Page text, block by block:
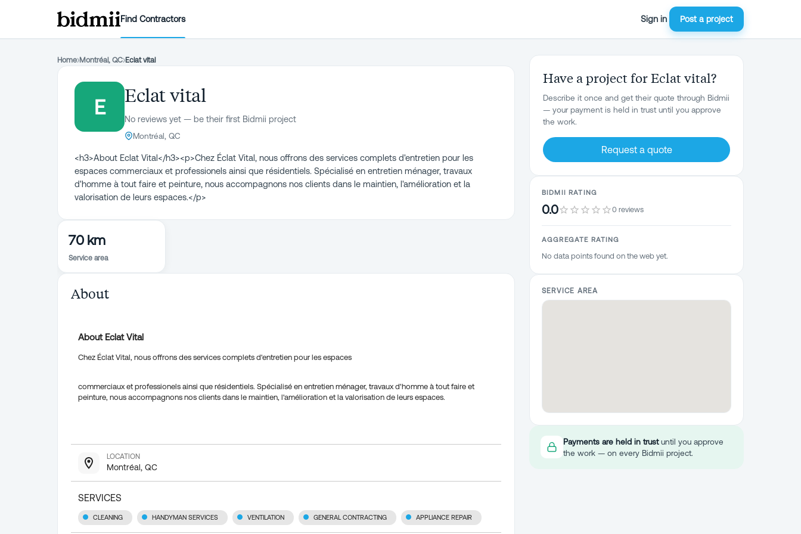
Find Contractors Sign in Post a project
Home›Montréal, QC›Eclat vital
E
Eclat vital
No reviews yet — be their first Bidmii project
Montréal, QC
<h3>About Eclat Vital</h3><p>Chez Éclat Vital, nous offrons des services complets d'entretien pour les
espaces commerciaux et professionels ainsi que résidentiels. Spécialisé en entretien ménager, travaux
d'homme à tout faire et peinture, nous accompagnons nos clients dans le maintien, l'amélioration et la
valorisation de leurs espaces.</p>
70 km
Service area
About
About Eclat Vital
Chez Éclat Vital, nous offrons des services complets d'entretien pour les espaces
commerciaux et professionels ainsi que résidentiels. Spécialisé en entretien ménager, travaux d'homme à tout faire et
peinture, nous accompagnons nos clients dans le maintien, l'amélioration et la valorisation de leurs espaces.
LOCATION
Montréal, QC
SERVICES
CLEANING HANDYMAN SERVICES VENTILATION GENERAL CONTRACTING APPLIANCE REPAIR
Have a project for Eclat vital?
Describe it once and get their quote through Bidmii
— your payment is held in trust until you approve
the work.
Request a quote
BIDMII RATING
0.0 0 reviews
AGGREGATE RATING
No data points found on the web yet.
SERVICE AREA
Payments are held in trustuntil you approve
the work — on every Bidmii project.